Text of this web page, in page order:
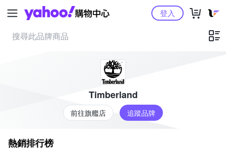
Yahoo購物中心登入
Timberland
前往旗艦店 追蹤品牌
熱銷排行榜